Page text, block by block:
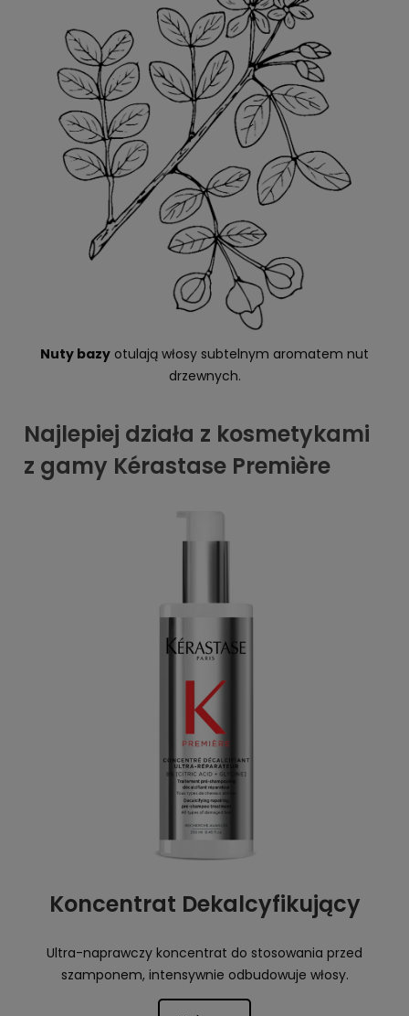
Nuty bazy otulają włosy subtelnym aromatem nut
drzewnych.
Najlepiej działa z kosmetykami
z gamy Kérastase Première
Koncentrat Dekalcyfikujący
Ultra-naprawczy koncentrat do stosowania przed
szamponem, intensywnie odbudowuje włosy.